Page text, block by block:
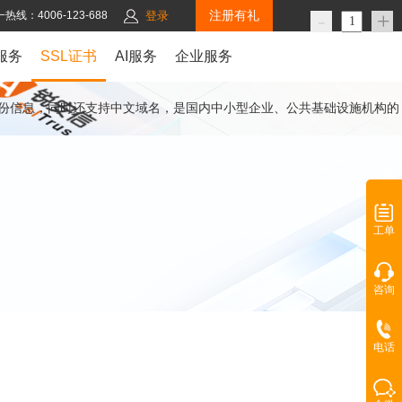
热线：4006-123-688 登录 注册有礼
务 SSL证书 AI服务 企业服务
工单
咨询
电话
息，同时还支持中文域名，是国内中小型企业、公共基础设施机构的
+